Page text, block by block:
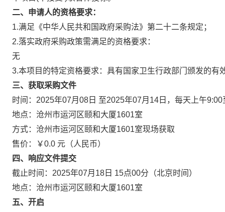
二、申请人的资格要求：
1.满足《中华人民共和国政府采购法》第二十二条规定；
2.落实政府采购政策需满足的资格要求：
无
3.本项目的特定资格要求：具有国家卫生行政部门颁发的有
三、获取采购文件
时间：2025年07月08日 至2025年07月14日，每天上午
地点：沧州市运河区颐和大厦1601室
方式：沧州市运河区颐和大厦1601室现场获取
售价：￥0.0 元（人民币）
四、响应文件提交
截止时间：2025年07月18日 15点00分（北京时间）
地点：沧州市运河区颐和大厦1601室
五、开启